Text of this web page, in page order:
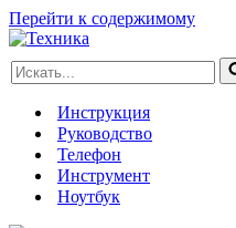
Перейти к содержимому
Искать...
Инструкция
Руководство
Телефон
Инструмент
Ноутбук